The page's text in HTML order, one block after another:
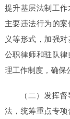
提升基层法制工
主要违法行为的
义等形式，加强
公职律师和驻队
理工作制度，确保
（二）发挥
法，统筹重点专